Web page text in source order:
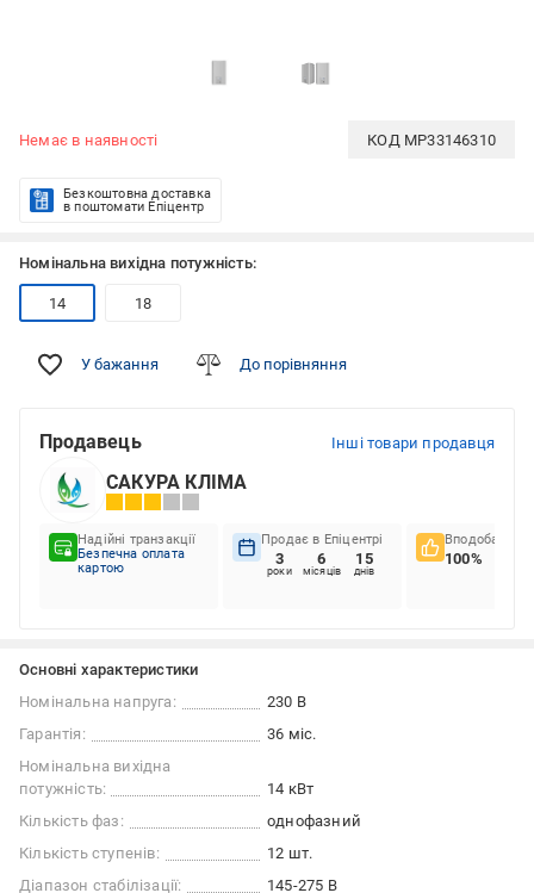
Немає в наявності КОД MP33146310
Безкоштовна доставка
в поштомати Епіцентр
Номінальна вихідна потужність:
14 18
У бажання До порівняння
Продавець Інші товари продавця
САКУРА КЛІМА
Надійні транзакції
Безпечна оплата
картою
Продає в Епіцентрі
3
роки
6
місяців
15
днів
Вподобання
100%
Основні характеристики
Номінальна напруга:
230 В
Гарантія:
36 міс.
Номінальна вихідна
потужність:
14 кВт
Кількість фаз:
однофазний
Кількість ступенів:
12 шт.
Діапазон стабілізації:
145-275 В